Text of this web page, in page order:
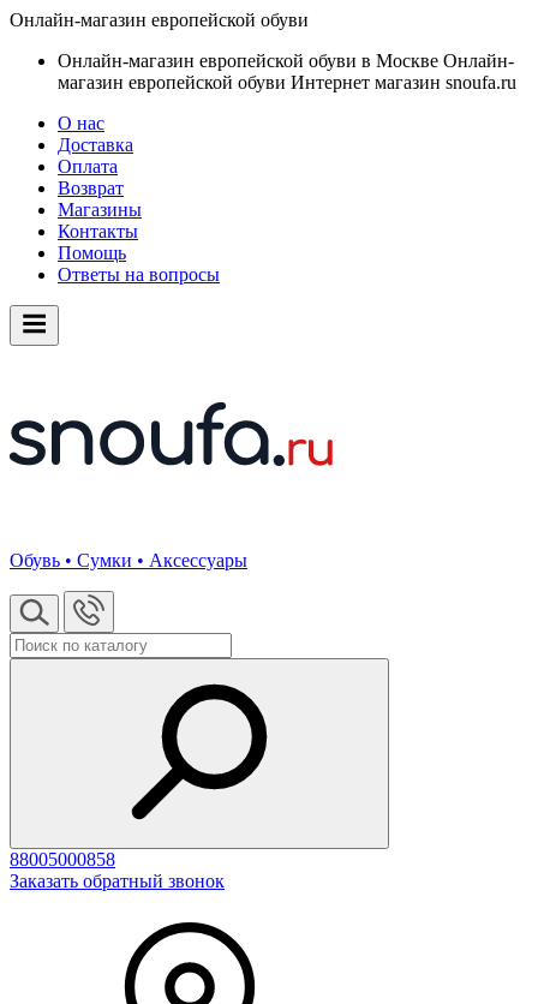
Онлайн-магазин европейской обуви
Онлайн-магазин европейской обуви в Москве Онлайн-
магазин европейской обуви Интернет магазин snoufa.ru
О нас
Доставка
Оплата
Возврат
Магазины
Контакты
Помощь
Ответы на вопросы
Обувь • Сумки • Аксессуары
88005000858
Заказать обратный звонок